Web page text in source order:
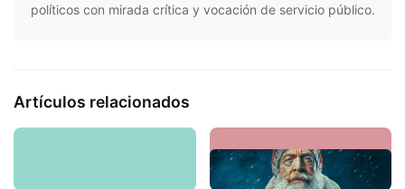
políticos con mirada crítica y vocación de servicio público.
Artículos relacionados